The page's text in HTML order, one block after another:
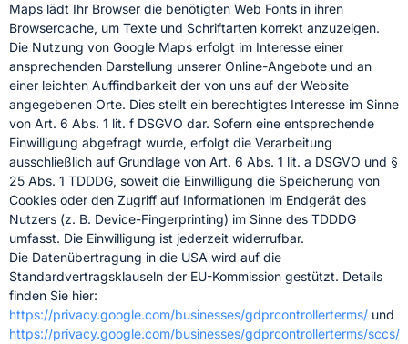
Maps lädt Ihr Browser die benötigten Web Fonts in ihren
Browsercache, um Texte und Schriftarten korrekt anzuzeigen.
Die Nutzung von Google Maps erfolgt im Interesse einer
ansprechenden Darstellung unserer Online-Angebote und an
einer leichten Auffindbarkeit der von uns auf der Website
angegebenen Orte. Dies stellt ein berechtigtes Interesse im Sinne
von Art. 6 Abs. 1 lit. f DSGVO dar. Sofern eine entsprechende
Einwilligung abgefragt wurde, erfolgt die Verarbeitung
ausschließlich auf Grundlage von Art. 6 Abs. 1 lit. a DSGVO und §
25 Abs. 1 TDDDG, soweit die Einwilligung die Speicherung von
Cookies oder den Zugriff auf Informationen im Endgerät des
Nutzers (z. B. Device-Fingerprinting) im Sinne des TDDDG
umfasst. Die Einwilligung ist jederzeit widerrufbar.
Die Datenübertragung in die USA wird auf die
Standardvertragsklauseln der EU-Kommission gestützt. Details
finden Sie hier:
https://privacy.google.com/businesses/gdprcontrollerterms/ und
https://privacy.google.com/businesses/gdprcontrollerterms/sccs/